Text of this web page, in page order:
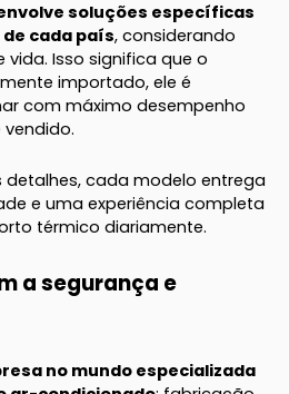
soluções específicas
cada país, considerando
vida. Isso significa que o
importado, ele é
com máximo desempenho
cada modelo entrega
e uma experiência completa
térmico diariamente.
a segurança e
no mundo especializada